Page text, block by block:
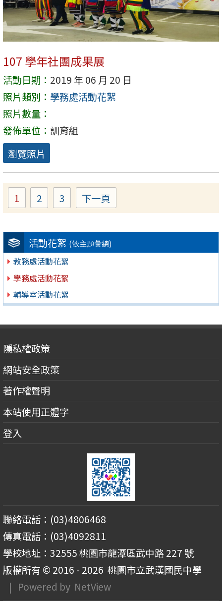
活動花絮 (依主題彙總)
教務處活動花絮
學務處活動花絮
輔導室活動花絮
107 學年社團成果展
活動日期： 2019 年 06 月 20 日
照片類別： 學務處活動花絮
照片數量：
發佈單位： 訓育組
瀏覽照片
Page
1 Page
2 Page
3 下一頁
隱私權政策
網站安全政策
著作權聲明
本站使用正體字
登入
聯絡電話：(03)4806468
傳真電話：(03)4092811
學校地址：32555 桃園市龍潭區武中路 227 號
版權所有 © 2016 - 2026 桃園市立武漢國民中學
| Powered by NetView